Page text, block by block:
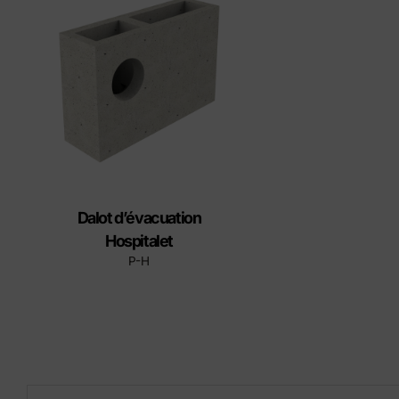
Éléments préfabriqués en
béton
Manuel d'installation du
couvercle
Dalot d’évacuation
Hospitalet
P-H